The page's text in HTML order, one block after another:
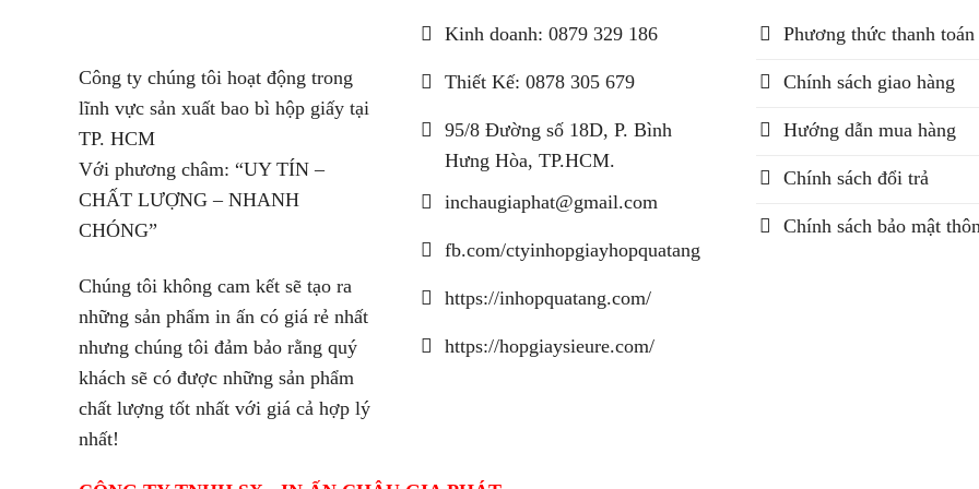
Công ty chúng tôi hoạt động trong
lĩnh vực sản xuất bao bì hộp giấy tại
TP. HCM
Với phương châm: “UY TÍN –
CHẤT LƯỢNG – NHANH
CHÓNG”
Chúng tôi không cam kết sẽ tạo ra
những sản phẩm in ấn có giá rẻ nhất
nhưng chúng tôi đảm bảo rằng quý
khách sẽ có được những sản phẩm
chất lượng tốt nhất với giá cả hợp lý
nhất!
Kinh doanh: 0879 329 186
Thiết Kế: 0878 305 679
95/8 Đường số 18D, P. Bình
Hưng Hòa, TP.HCM.
inchaugiaphat@gmail.com
fb.com/ctyinhopgiayhopquatang
https://inhopquatang.com/
https://hopgiaysieure.com/
Phương thức thanh toán
Chính sách giao hàng
Hướng dẫn mua hàng
Chính sách đổi trả
Chính sách bảo mật